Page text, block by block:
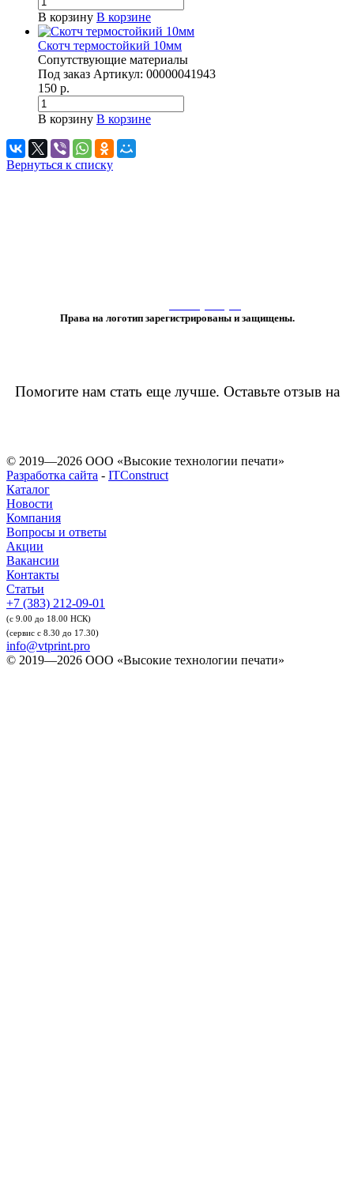
В корзину В корзине
Скотч термостойкий 10мм
Сопутствующие материалы
Под заказ Артикул: 00000041943
150 р.
В корзину В корзине
Вернуться к списку
Права на логотип зарегистрированы и защищены.
Помогите нам стать еще лучше. Оставьте отзыв на
© 2019—2026 ООО «Высокие технологии печати»
Разработка сайта - ITConstruct
Каталог
Новости
Компания
Вопросы и ответы
Акции
Вакансии
Контакты
Статьи
+7 (383) 212-09-01
(с 9.00 до 18.00 НСК)
(сервис с 8.30 до 17.30)
info@vtprint.pro
© 2019—2026 ООО «Высокие технологии печати»